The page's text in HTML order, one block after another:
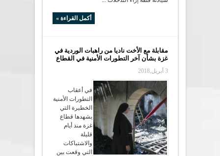
أكمل القراءة »
مقابلة مع الأخت ناديا من راهبات الوردية في
غزة بشأن آخر التطورات الأمنية في القطاع
3 أبريل,2018
في أعقاب
التطورات الأمنية
الخطيرة التي
يشهدها قطاع
غزة منذ أيام
قليلة
والاشتباكات
التي وقعت بين